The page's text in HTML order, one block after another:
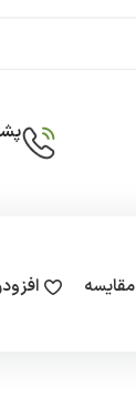
مقایسه